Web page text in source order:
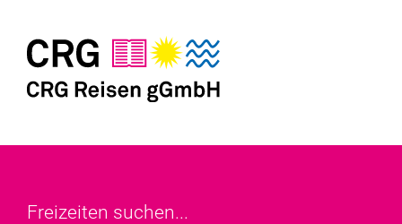
Freizeiten suchen...